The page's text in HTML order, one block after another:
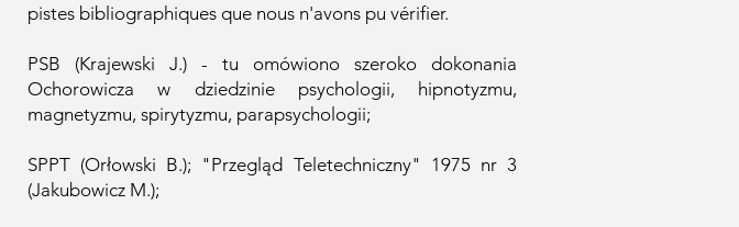
pistes bibliographiques que nous n'avons pu vérifier.
PSB (Krajewski J.) - tu omówiono szeroko dokonania
Ochorowicza w dziedzinie psychologii, hipnotyzmu,
magnetyzmu, spirytyzmu, parapsychologii;
SPPT (Orłowski B.); "Przegląd Teletechniczny" 1975 nr 3
(Jakubowicz M.);